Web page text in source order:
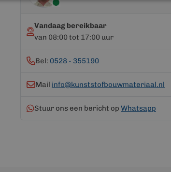
Vandaag bereikbaar
van 08:00 tot 17:00 uur
Bel: 0528 - 355190
Mail info@kunststofbouwmateriaal.nl
Stuur ons een bericht op Whatsapp